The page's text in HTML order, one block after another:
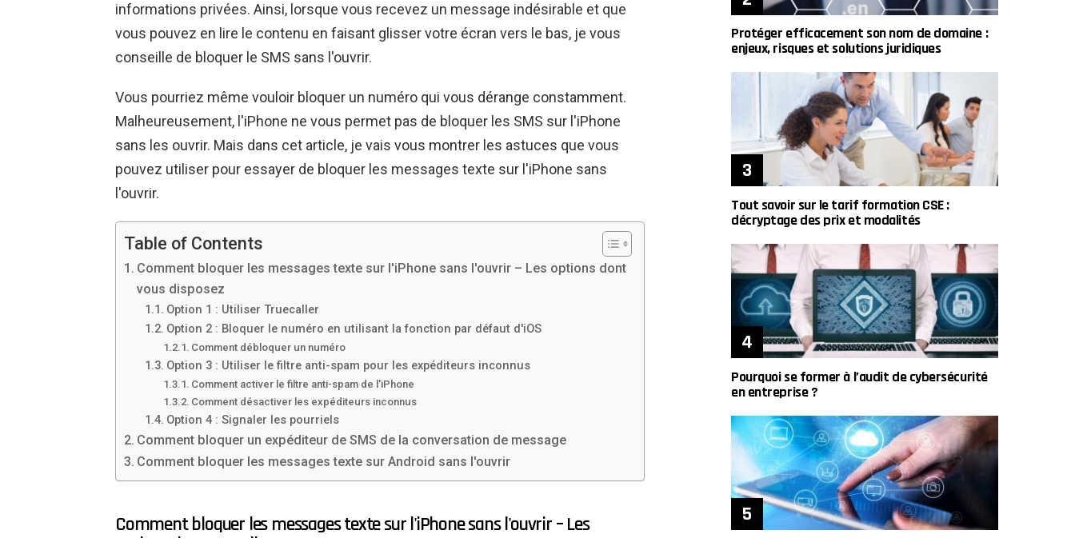
informations privées. Ainsi, lorsque vous recevez un message indésirable et que
vous pouvez en lire le contenu en faisant glisser votre écran vers le bas, je vous
conseille de bloquer le SMS sans l'ouvrir.
Vous pourriez même vouloir bloquer un numéro qui vous dérange constamment.
Malheureusement, l'iPhone ne vous permet pas de bloquer les SMS sur l'iPhone
sans les ouvrir. Mais dans cet article, je vais vous montrer les astuces que vous
pouvez utiliser pour essayer de bloquer les messages texte sur l'iPhone sans
l'ouvrir.
Table of Contents
Comment bloquer les messages texte sur l'iPhone sans l'ouvrir – Les options dont
vous disposez
Option 1 : Utiliser Truecaller
Option 2 : Bloquer le numéro en utilisant la fonction par défaut d'iOS
Comment débloquer un numéro
Option 3 : Utiliser le filtre anti-spam pour les expéditeurs inconnus
Comment activer le filtre anti-spam de l'iPhone
Comment désactiver les expéditeurs inconnus
Option 4 : Signaler les pourriels
Comment bloquer un expéditeur de SMS de la conversation de message
Comment bloquer les messages texte sur Android sans l'ouvrir
Comment bloquer les messages texte sur l'iPhone sans l'ouvrir – Les
Protéger efficacement son nom de domaine :
enjeux, risques et solutions juridiques
Tout savoir sur le tarif formation CSE :
décryptage des prix et modalités
Pourquoi se former à l’audit de cybersécurité
en entreprise ?